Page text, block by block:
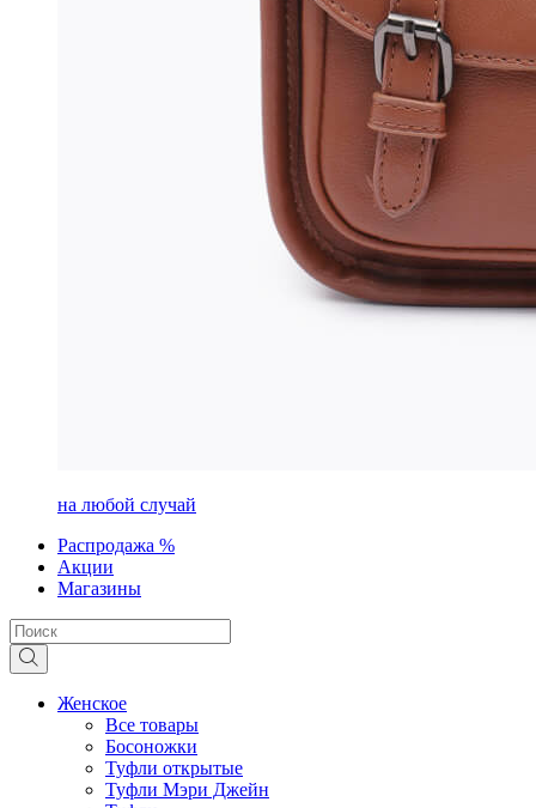
на любой случай
Распродажа %
Акции
Магазины
Женское
Все товары
Босоножки
Туфли открытые
Туфли Мэри Джейн